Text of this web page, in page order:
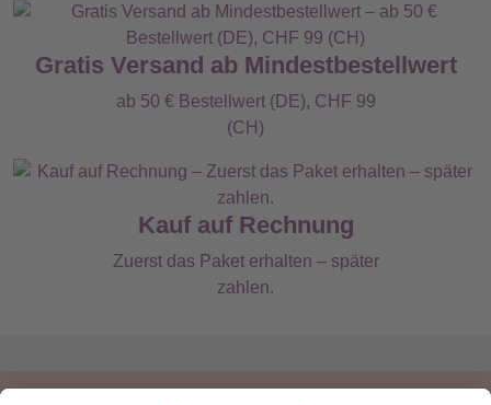
Gratis Versand ab Mindestbestellwert
ab 50 € Bestellwert (DE), CHF 99
(CH)
Kauf auf Rechnung
Zuerst das Paket erhalten – später
zahlen.